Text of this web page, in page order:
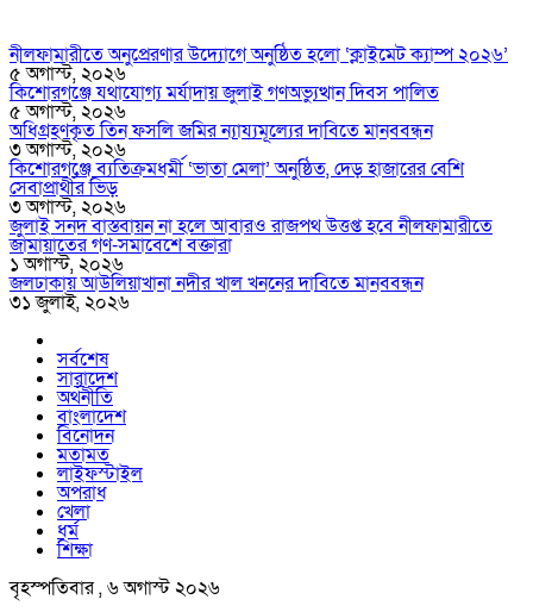
নীলফামারীতে অনুপ্রেরণার উদ্যোগে অনুষ্ঠিত হলো ‘ক্লাইমেট ক্যাম্প ২০২৬’
৫ অগাস্ট, ২০২৬
কিশোরগঞ্জে যথাযোগ্য মর্যাদায় জুলাই গণঅভ্যুত্থান দিবস পালিত
৫ অগাস্ট, ২০২৬
অধিগ্রহণকৃত তিন ফসলি জমির ন্যায্যমূল্যের দাবিতে মানববন্ধন
৩ অগাস্ট, ২০২৬
কিশোরগঞ্জে ব্যতিক্রমধর্মী ‘ভাতা মেলা’ অনুষ্ঠিত, দেড় হাজারের বেশি
সেবাপ্রার্থীর ভিড়
৩ অগাস্ট, ২০২৬
জুলাই সনদ বাস্তবায়ন না হলে আবারও রাজপথ উত্তপ্ত হবে নীলফামারীতে
জামায়াতের গণ-সমাবেশে বক্তারা
১ অগাস্ট, ২০২৬
জলঢাকায় আউলিয়াখানা নদীর খাল খননের দাবিতে মানববন্ধন
৩১ জুলাই, ২০২৬
সর্বশেষ
সারাদেশ
অর্থনীতি
বাংলাদেশ
বিনোদন
মতামত
লাইফস্টাইল
অপরাধ
খেলা
ধর্ম
শিক্ষা
বৃহস্পতিবার , ৬ অগাস্ট ২০২৬